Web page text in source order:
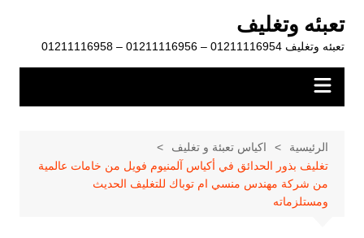
المحتوى
تعبئه وتغليف
تعبئه وتغليف 01211116954 – 01211116956 – 01211116958
الرئيسية
اكياس تعبئة و تغليف
تغليف بذور الحدائق في أكياس آلمنيوم فويل من خامات عالمية
من شركة مهندس منسي ام توباك للتغليف الحديث
ومستلزماته